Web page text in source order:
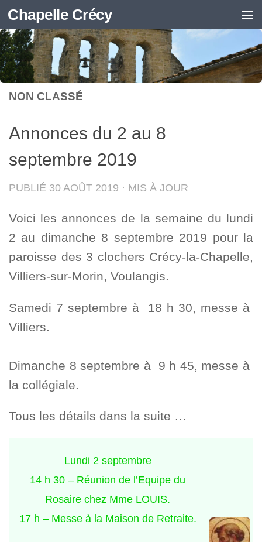
Skip to content
Chapelle Crécy
NON CLASSÉ
Annonces du 2 au 8
septembre 2019
PUBLIÉ 30 AOÛT 2019 · MIS À JOUR
Voici les annonces de la semaine du lundi
2 au dimanche 8 septembre 2019 pour la
paroisse des 3 clochers Crécy-la-Chapelle,
Villiers-sur-Morin, Voulangis.
Samedi 7 septembre à 18 h 30, messe à
Villiers.
Dimanche 8 septembre à 9 h 45, messe à
la collégiale.
Tous les détails dans la suite …
Lundi 2 septembre
14 h 30 – Réunion de l’Equipe du
Rosaire chez Mme LOUIS.
17 h – Messe à la Maison de Retraite.